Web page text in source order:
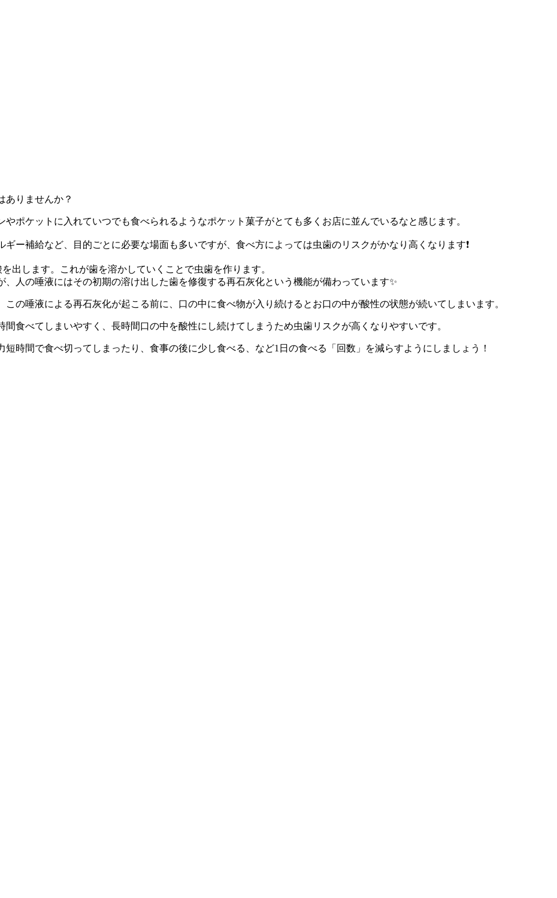
ありませんか？
ポケットに入れていつでも食べられるようなポケット菓子がとても多くお店に並んでいるなと感じます。
ー補給など、目的ごとに必要な場面も多いですが、食べ方によっては虫歯のリスクがかなり高くなります❗
出します。これが歯を溶かしていくことで虫歯を作ります。
人の唾液にはその初期の溶け出した歯を修復する再石灰化という機能が備わっています✨
の唾液による再石灰化が起こる前に、口の中に食べ物が入り続けるとお口の中が酸性の状態が続いてしまいます。
食べてしまいやすく、長時間口の中を酸性にし続けてしまうため虫歯リスクが高くなりやすいです。
時間で食べ切ってしまったり、食事の後に少し食べる、など1日の食べる「回数」を減らすようにしましょう！